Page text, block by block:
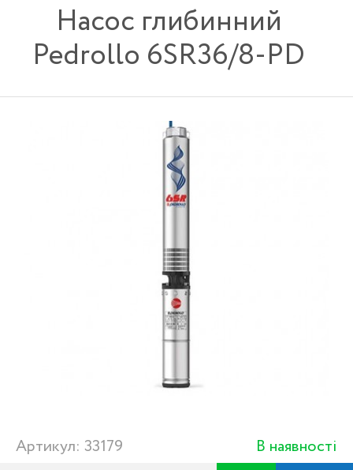
Насос глибинний
Pedrollo 6SR36/8-PD
Артикул: 33179 В наявності